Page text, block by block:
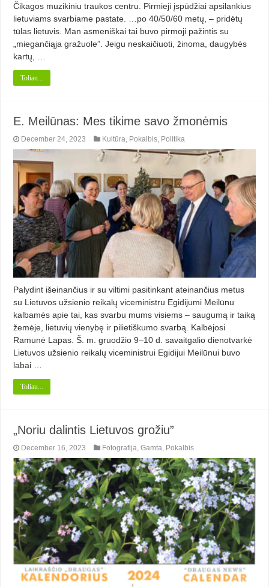
Čikagos muzikiniu traukos centru. Pirmieji įspūdžiai apsilankius
lietuviams svarbiame pastate. …po 40/50/60 metų, – pridėtų
tūlas lietuvis. Man asmeniškai tai buvo pirmoji pažintis su
„miegančiąja gražuole”. Jeigu neskaičiuoti, žinoma, daugybės
kartų, …
Toliau...
E. Meilūnas: Mes tikime savo žmonėmis
December 24, 2023 Kultūra Pokalbis Politika
Palydint išeinančius ir su viltimi pasitinkant ateinančius metus
su Lietuvos užsienio reikalų viceministru Egidijumi Meilūnu
kalbamės apie tai, kas svarbu mums visiems – saugumą ir taiką
žemėje, lietuvių vienybę ir pilietiškumo svarbą. Kalbėjosi
Ramunė Lapas. Š. m. gruodžio 9–10 d. savaitgalio dienotvarkė
Lietuvos užsienio reikalų viceministrui Egidijui Meilūnui buvo
labai …
Toliau...
„Noriu dalintis Lietuvos grožiu”
December 16, 2023 Fotografija,Gamta, Pokalbis